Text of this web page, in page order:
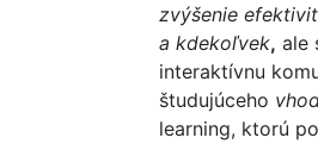
zvýšenie
a kdekoľvek, ale
interaktívnu
študujúceho
learning, ktorú